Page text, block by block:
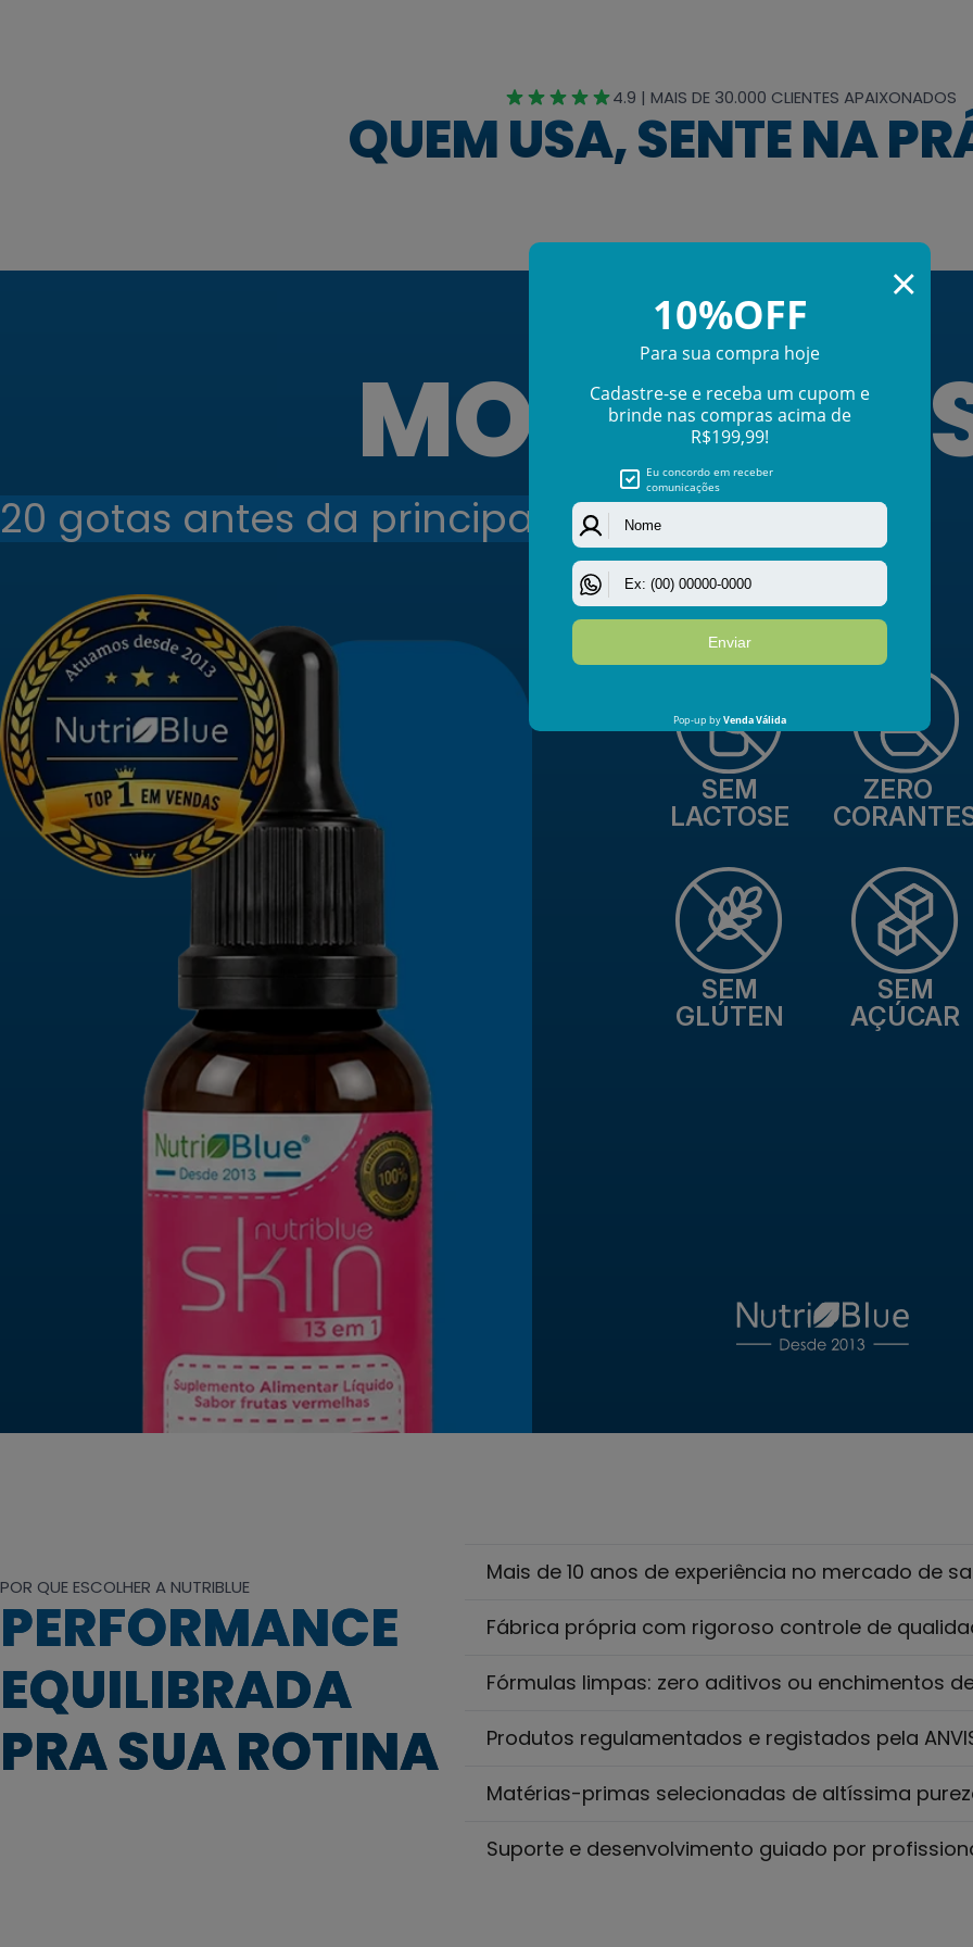
4.9 | MAIS DE 30.000 CLIENTES APAIXONADOS
QUEM USA, SENTE NA
MODO DE
20 gotas antes da principal refeição.
SEM
LACTOSE
ZERO
SEM
GLÚTEN
SEM
AÇÚCAR
POR QUE ESCOLHER A NUTRIBLUE
PERFORMANCE
EQUILIBRADA
PRA SUA ROTINA
Mais de 10 anos de experiência no mercado de
Fábrica própria com rigoroso controle de
Fórmulas limpas: zero aditivos ou enchimentos
Produtos regulamentados e registados pela
Matérias-primas selecionadas de altíssima
Suporte e desenvolvimento guiado por